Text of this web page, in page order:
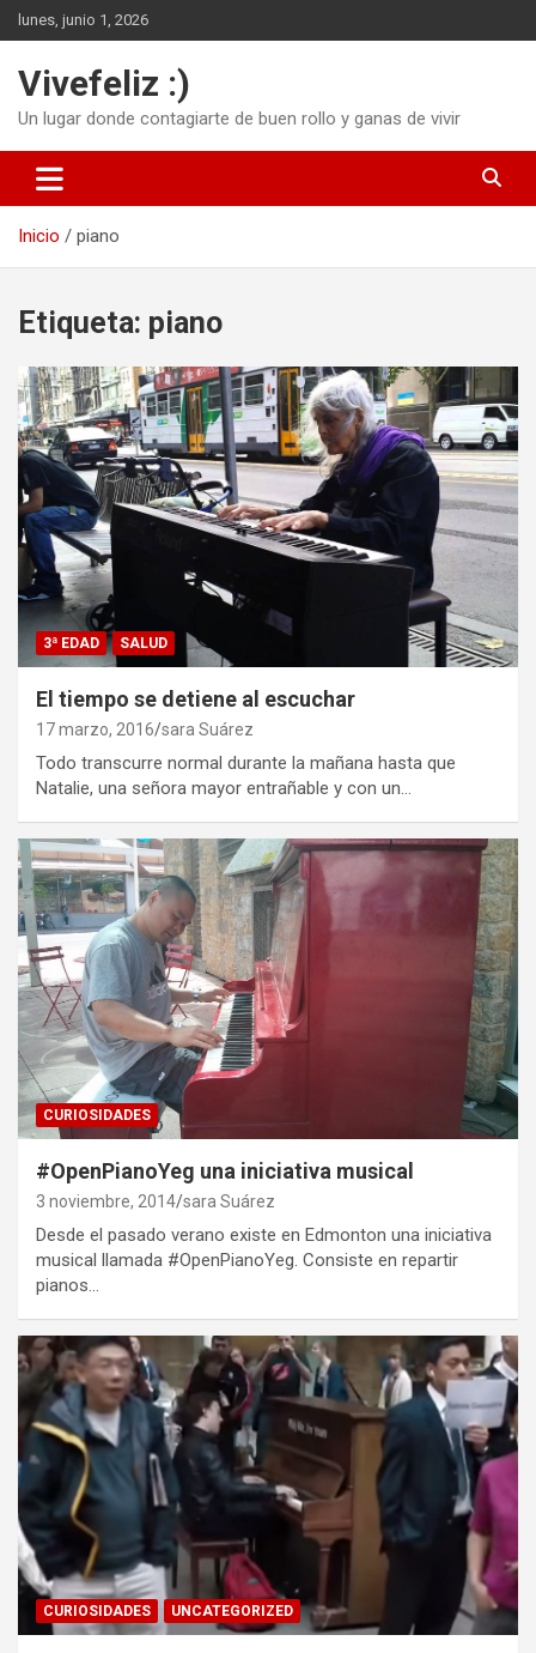
Saltar
al
lunes, junio 1, 2026
Vivefeliz :)
Un lugar donde contagiarte de buen rollo y ganas de vivir
Inicio piano
Etiqueta: piano
3ª EDAD SALUD
El tiempo se detiene al escuchar
17 marzo, 2016 sara Suárez
Todo transcurre normal durante la mañana hasta que
Natalie, una señora mayor entrañable y con un…
CURIOSIDADES
#OpenPianoYeg una iniciativa musical
3 noviembre, 2014 sara Suárez
Desde el pasado verano existe en Edmonton una iniciativa
musical llamada #OpenPianoYeg. Consiste en repartir
pianos…
CURIOSIDADES UNCATEGORIZED